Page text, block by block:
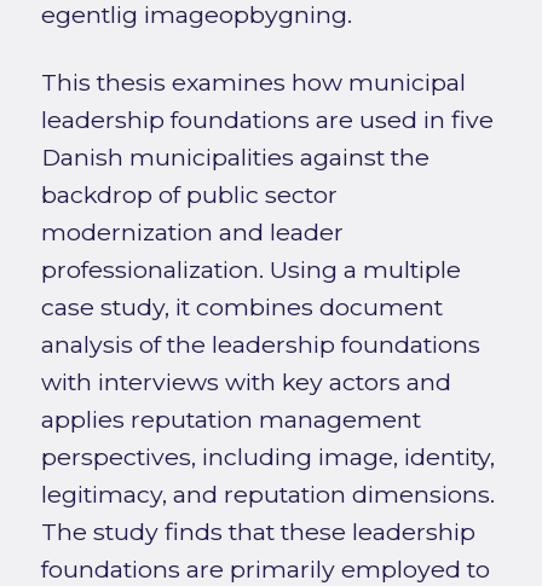
egentlig imageopbygning.
This thesis examines how municipal
leadership foundations are used in five
Danish municipalities against the
backdrop of public sector
modernization and leader
professionalization. Using a multiple
case study, it combines document
analysis of the leadership foundations
with interviews with key actors and
applies reputation management
perspectives, including image, identity,
legitimacy, and reputation dimensions.
The study finds that these leadership
foundations are primarily employed to